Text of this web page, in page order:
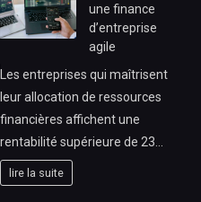
une finance
d’entreprise
agile
Les entreprises qui maîtrisent
leur allocation de ressources
financières affichent une
rentabilité supérieure de 23…
lire la suite